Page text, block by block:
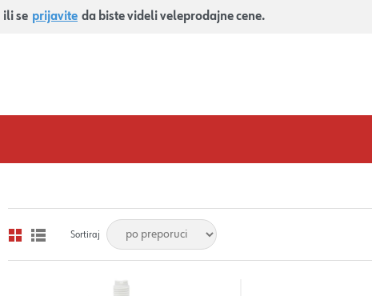
ili se prijavite da biste videli veleprodajne cene.
Sortiraj